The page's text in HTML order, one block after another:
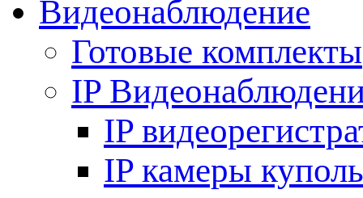
Видеонаблюдение
Готовые комплекты
IP
IP
IP камеры